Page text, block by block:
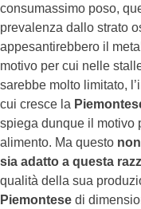
consumassimo poso,
prevalenza dallo strato
appesantirebbero il
motivo per cui nelle
sarebbe molto limitato,
cui cresce la
spiega dunque il motivo
alimento. Ma questo
sia adatto a questa
qualità della sua
Piemontese di